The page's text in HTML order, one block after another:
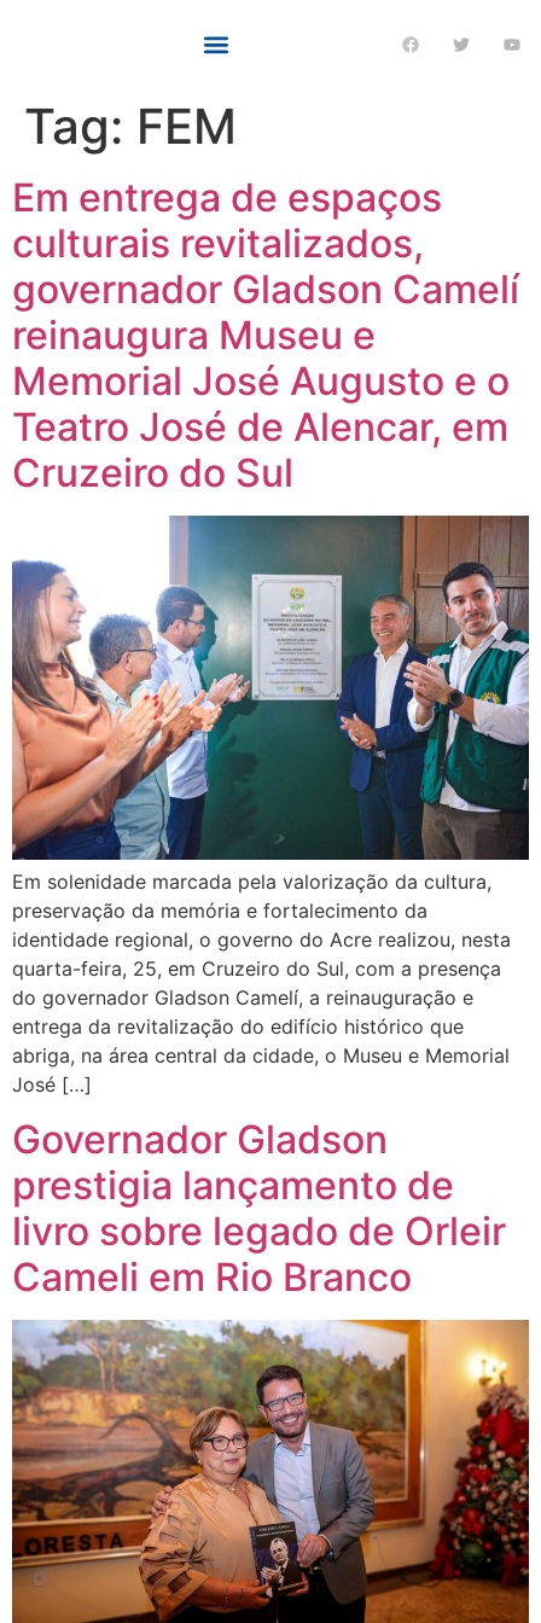
Tag: FEM
Em entrega de espaços
culturais revitalizados,
governador Gladson Camelí
reinaugura Museu e
Memorial José Augusto e o
Teatro José de Alencar, em
Cruzeiro do Sul
Em solenidade marcada pela valorização da cultura,
preservação da memória e fortalecimento da
identidade regional, o governo do Acre realizou, nesta
quarta-feira, 25, em Cruzeiro do Sul, com a presença
do governador Gladson Camelí, a reinauguração e
entrega da revitalização do edifício histórico que
abriga, na área central da cidade, o Museu e Memorial
José […]
Governador Gladson
prestigia lançamento de
livro sobre legado de Orleir
Cameli em Rio Branco